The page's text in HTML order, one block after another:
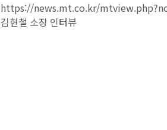
https://news.mt.co.kr/
김현철 소장 인터뷰